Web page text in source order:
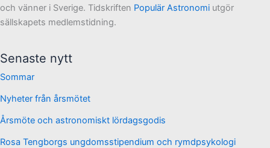
och vänner i Sverige. Tidskriften Populär Astronomi utgör
sällskapets medlemstidning.
Senaste nytt
Sommar
Nyheter från årsmötet
Årsmöte och astronomiskt lördagsgodis
Rosa Tengborgs ungdomsstipendium och rymdpsykologi